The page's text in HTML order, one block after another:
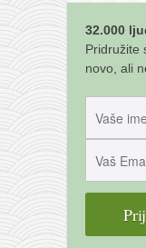
32.000
Pridružite
novo, ali